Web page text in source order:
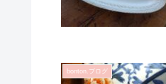
bonton.ブログ